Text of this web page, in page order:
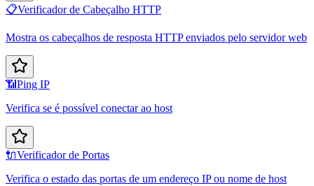
📋Verificador de Cabeçalho HTTP
Mostra os cabeçalhos de resposta HTTP enviados pelo servidor web
📶 Ping IP
Verifica se é possível conectar ao host
🔌Verificador de Portas
Verifica o estado das portas de um endereço IP ou nome de host